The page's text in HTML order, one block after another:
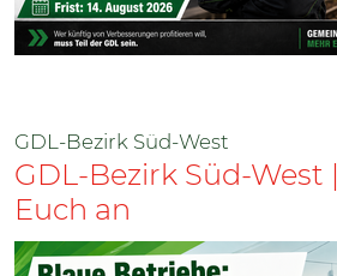
GDL-Bezirk Süd-West
GDL-Bezirk Süd-
Euch an